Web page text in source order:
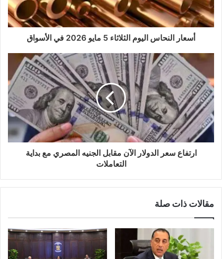
أسعار النحاس اليوم الثلاثاء 5 مايو 2026 في الأسواق
ارتفاع سعر الدولار الآن مقابل الجنيه المصري مع بداية
التعاملات
مقالات ذات صلة